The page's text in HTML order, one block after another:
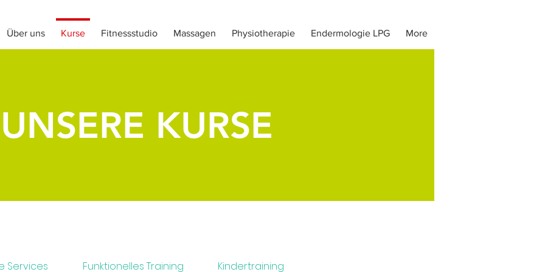
Über uns Kurse Fitnessstudio Massagen Physiotherapie Endermologie LPG More
UNSERE KURSE
Services Funktionelles Training Kindertraining